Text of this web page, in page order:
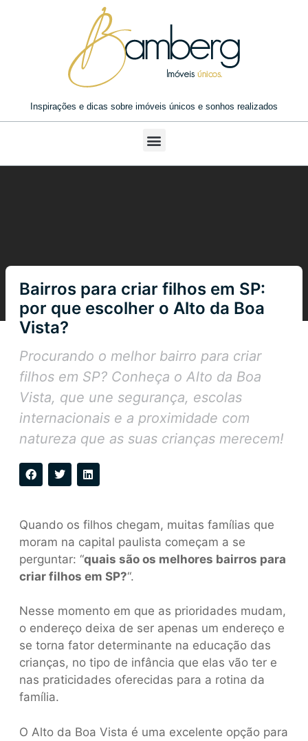
Inspirações e dicas sobre imóveis únicos e sonhos realizados
Bairros para criar filhos em SP:
por que escolher o Alto da Boa
Vista?
Procurando o melhor bairro para criar
filhos em SP? Conheça o Alto da Boa
Vista, que une segurança, escolas
internacionais e a proximidade com
natureza que as suas crianças merecem!
Quando os filhos chegam, muitas famílias que
moram na capital paulista começam a se
perguntar: “quais são os melhores bairros para
criar filhos em SP?“.
Nesse momento em que as prioridades mudam,
o endereço deixa de ser apenas um endereço e
se torna fator determinante na educação das
crianças, no tipo de infância que elas vão ter e
nas praticidades oferecidas para a rotina da
família.
O Alto da Boa Vista é uma excelente opção para